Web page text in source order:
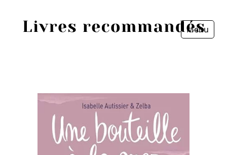
Menu
Sources
Personnes
Fermer